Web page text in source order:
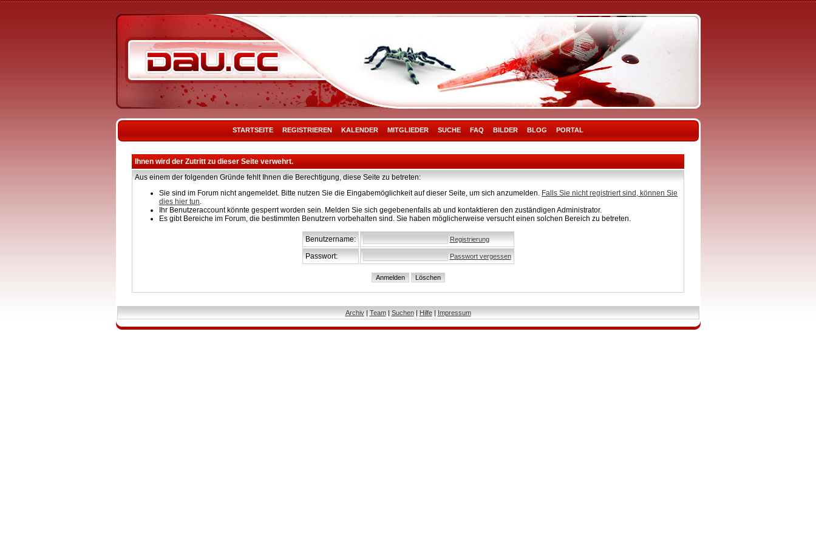
STARTSEITE REGISTRIEREN KALENDER MITGLIEDER SUCHE FAQ BILDER BLOG PORTAL
Ihnen wird der Zutritt zu dieser Seite verwehrt.
Aus einem der folgenden Gründe fehlt Ihnen die Berechtigung, diese Seite zu betreten:
Sie sind im Forum nicht angemeldet. Bitte nutzen Sie die Eingabemöglichkeit auf dieser Seite, um sich anzumelden. Falls Sie nicht registriert sind, können Sie
dies hier tun.
Ihr Benutzeraccount könnte gesperrt worden sein. Melden Sie sich gegebenenfalls ab und kontaktieren den zuständigen Administrator.
Es gibt Bereiche im Forum, die bestimmten Benutzern vorbehalten sind. Sie haben möglicherweise versucht einen solchen Bereich zu betreten.
Benutzername: Registrierung
Passwort: Passwort vergessen
Archiv| Team| Suchen| Hilfe| Impressum